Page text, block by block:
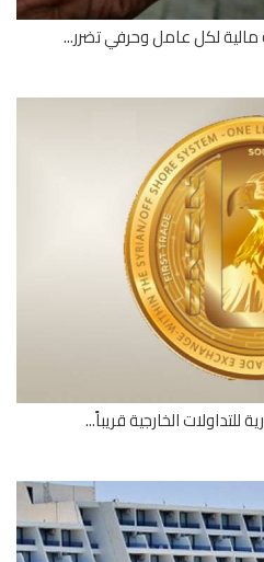
لكل عامل وحرفي تضرر...
الخارجية قريباً...